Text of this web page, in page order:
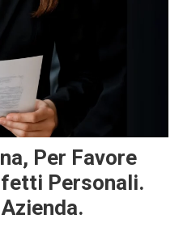
Per Favore
Personali.